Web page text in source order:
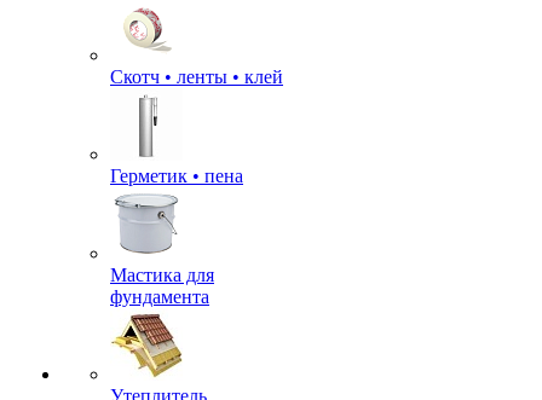
Скотч • ленты • клей
Герметик • пена
Мастика для
фундамента
Утеплитель